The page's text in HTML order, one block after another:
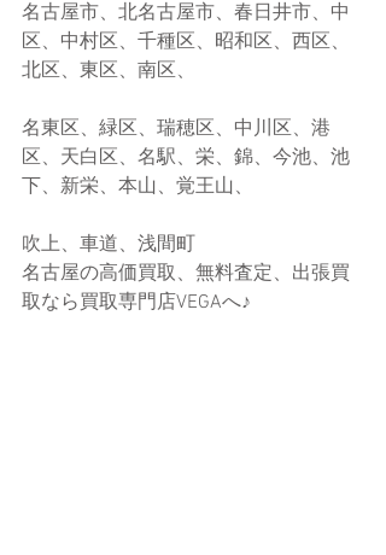
名古屋市、北名古屋市、春日井市、中
区、中村区、千種区、昭和区、西区、
北区、東区、南区、
名東区、緑区、瑞穂区、中川区、港
区、天白区、名駅、栄、錦、今池、池
下、新栄、本山、覚王山、
吹上、車道、浅間町
名古屋の高価買取、無料査定、出張買
取なら買取専門店VEGAへ♪